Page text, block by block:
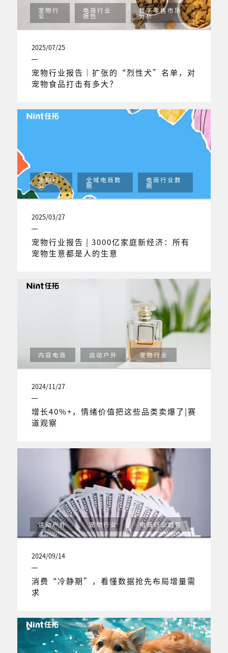
宠物行
业
电商行业
报告
数字零售市场
分析
2025/07/25
宠物行业报告｜扩张的“烈性犬”名单，对
宠物食品打击有多大？
宠物行
业
全域电商数
据
电商行业数
据
2025/03/27
宠物行业报告 | 3000亿家庭新经济：所有
宠物生意都是人的生意
内容电商 运动户外 宠物行业
2024/11/27
增长40%+，情绪价值把这些品类卖爆了|赛
道观察
运动户外 宠物行业 电商行业趋势
2024/09/14
消费“冷静期”，看懂数据抢先布局增量需
求